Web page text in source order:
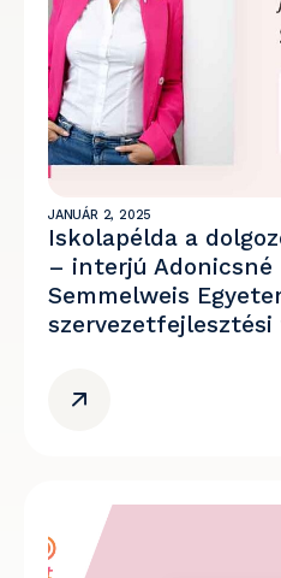
JANUÁR 2, 2025
Iskolapélda a
– interjú Adonicsné
Semmelweis
szervezetfejlesztési